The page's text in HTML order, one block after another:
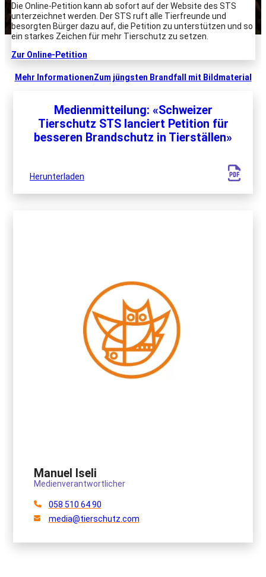
Die Online-Petition kann ab sofort auf der Website des STS
unterzeichnet werden. Der STS ruft alle Tierfreunde und
besorgten Bürger dazu auf, die Petition zu unterstützen und so
ein starkes Zeichen für mehr Tierschutz zu setzen.
Zur Online-Petition
Mehr InformationenZum jüngsten Brandfall mit Bildmaterial
Medienmitteilung: «Schweizer
Tierschutz STS lanciert Petition für
besseren Brandschutz in Tierställen»
Herunterladen
Manuel Iseli
Medienverantwortlicher
058 510 64 90
media@tierschutz.com